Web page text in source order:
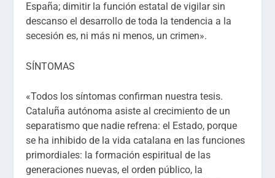
España; dimitir la función estatal de vigilar sin
descanso el desarrollo de toda la tendencia a la
secesión es, ni más ni menos, un crimen».
SÍNTOMAS
«Todos los síntomas confirman nuestra tesis.
Cataluña autónoma asiste al crecimiento de un
separatismo que nadie refrena: el Estado, porque
se ha inhibido de la vida catalana en las funciones
primordiales: la formación espiritual de las
generaciones nuevas, el orden público, la